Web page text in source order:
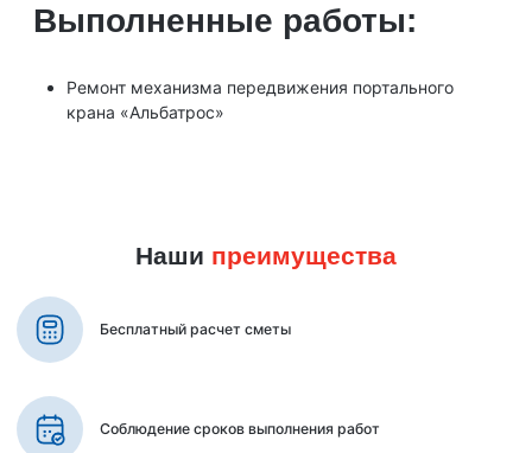
Выполненные работы:
Ремонт механизма передвижения портального
крана «Альбатрос»
Наши преимущества
Бесплатный расчет сметы
Соблюдение сроков выполнения работ